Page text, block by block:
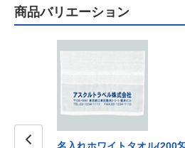
商品バリエーション